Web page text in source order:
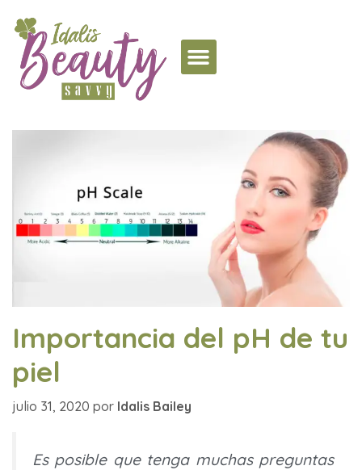
Importancia del pH de tu
piel
julio 31, 2020 por Idalis Bailey
Es posible que tenga muchas preguntas